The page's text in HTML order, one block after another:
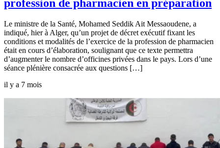
profession de pharmacien en préparation
Le ministre de la Santé, Mohamed Seddik Ait Messaoudene, a
indiqué, hier à Alger, qu’un projet de décret exécutif fixant les
conditions et modalités de l’exercice de la profession de pharmacien
était en cours d’élaboration, soulignant que ce texte permettra
d’augmenter le nombre d’officines privées dans le pays. Lors d’une
séance plénière consacrée aux questions […]
il y a 7 mois